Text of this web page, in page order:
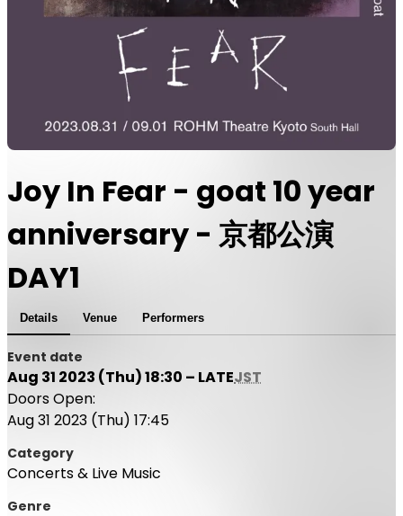
Joy In Fear - goat 10 year
anniversary - 京都公演
DAY1
Details Venue Performers
Event date
Aug 31 2023 (Thu) 18:30 – LATEJST
Doors Open:
Aug 31 2023 (Thu) 17:45
Category
Concerts & Live Music
Genre